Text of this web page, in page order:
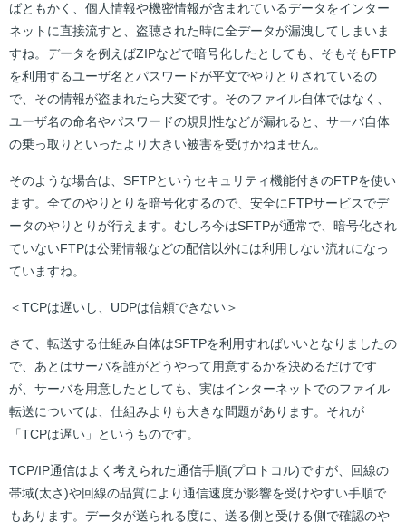
ばともかく、個人情報や機密情報が含まれているデータをインター
ネットに直接流すと、盗聴された時に全データが漏洩してしまいま
すね。データを例えばZIPなどで暗号化したとしても、そもそもFTP
を利用するユーザ名とパスワードが平文でやりとりされているの
で、その情報が盗まれたら大変です。そのファイル自体ではなく、
ユーザ名の命名やパスワードの規則性などが漏れると、サーバ自体
の乗っ取りといったより大きい被害を受けかねません。
そのような場合は、SFTPというセキュリティ機能付きのFTPを使い
ます。全てのやりとりを暗号化するので、安全にFTPサービスでデ
ータのやりとりが行えます。むしろ今はSFTPが通常で、暗号化され
ていないFTPは公開情報などの配信以外には利用しない流れになっ
ていますね。
＜TCPは遅いし、UDPは信頼できない＞
さて、転送する仕組み自体はSFTPを利用すればいいとなりましたの
で、あとはサーバを誰がどうやって用意するかを決めるだけです
が、サーバを用意したとしても、実はインターネットでのファイル
転送については、仕組みよりも大きな問題があります。それが
「TCPは遅い」というものです。
TCP/IP通信はよく考えられた通信手順(プロトコル)ですが、回線の
帯域(太さ)や回線の品質により通信速度が影響を受けやすい手順で
もあります。データが送られる度に、送る側と受ける側で確認のや